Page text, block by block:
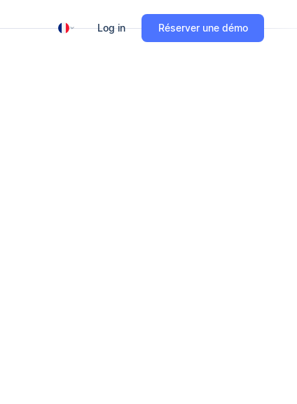
Log in Réserver une démo